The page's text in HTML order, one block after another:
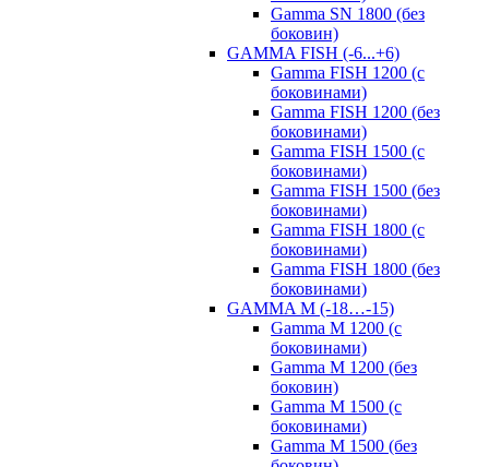
Gamma SN 1800 (без
боковин)
GAMMA FISH (-6...+6)
Gamma FISH 1200 (с
боковинами)
Gamma FISH 1200 (без
боковинами)
Gamma FISH 1500 (с
боковинами)
Gamma FISH 1500 (без
боковинами)
Gamma FISH 1800 (с
боковинами)
Gamma FISH 1800 (без
боковинами)
GAMMA M (-18…-15)
Gamma M 1200 (с
боковинами)
Gamma M 1200 (без
боковин)
Gamma M 1500 (с
боковинами)
Gamma M 1500 (без